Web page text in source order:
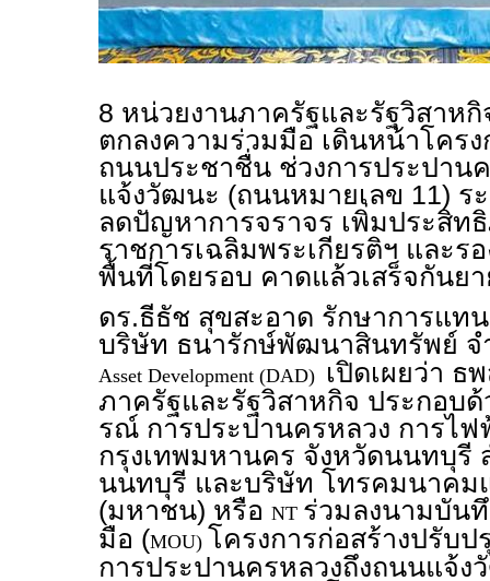
8 หน่วยงานภาครัฐและรัฐวิสาห
ตกลงความร่วมมือ เดินหน้าโครง
ถนนประชาชื่น ช่วงการประปาน
แจ้งวัฒนะ (ถนนหมายเลข 11) ร
ลดปัญหาการจราจร เพิ่มประสิท
ราชการเฉลิมพระเกียรติฯ และร
พื้นที่โดยรอบ คาดแล้วเสร็จกันย
ดร.ธีธัช สุขสะอาด รักษาการแท
บริษัท ธนารักษ์พัฒนาสินทรัพย์ จ
Asset Development (DAD) เปิดเผยว่า ธ
ภาครัฐและรัฐวิสาหกิจ ประกอบ
รณ์ การประปานครหลวง การไฟ
กรุงเทพมหานคร จังหวัดนนทบุรี
นนทบุรี และบริษัท โทรคมนาคม
(มหาชน) หรือ NT ร่วมลงนามบัน
มือ (MOU) โครงการก่อสร้างปรับ
การประปานครหลวงถึงถนนแจ้